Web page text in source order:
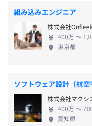
■札幌本社
「札幌駅」より徒歩13
「大通駅」より徒歩5分
「札幌駅」より徒歩18
「大通駅」より徒歩3分
・産前産後休暇
・育児休暇
・育児目的休暇
・介護／看護休暇
・通勤手当（実費）
・時間外勤務手当
・テレワーク手当
いの職場づくり】 当
目の前に、社員尊重
従業員の誇りと情熱
追及する」ことがで
足してもらえる成果
を整備することに
ムやリモートワーク
ちろんのこと、一
メンタルヘルスのフ
組み込みエンジニア
株式会社Onfleek
400万 〜
東京都
ソフトウェア設計（航
株式会社マクシ
400万 〜
愛知県